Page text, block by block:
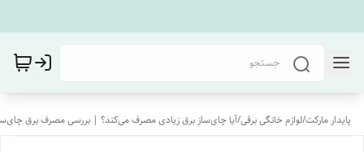
پایدار مارکت/لوازم خانگی برقی/آیا چای‌ساز برق زیادی مصرف می‌کند؟ | بررسی مصرف برق